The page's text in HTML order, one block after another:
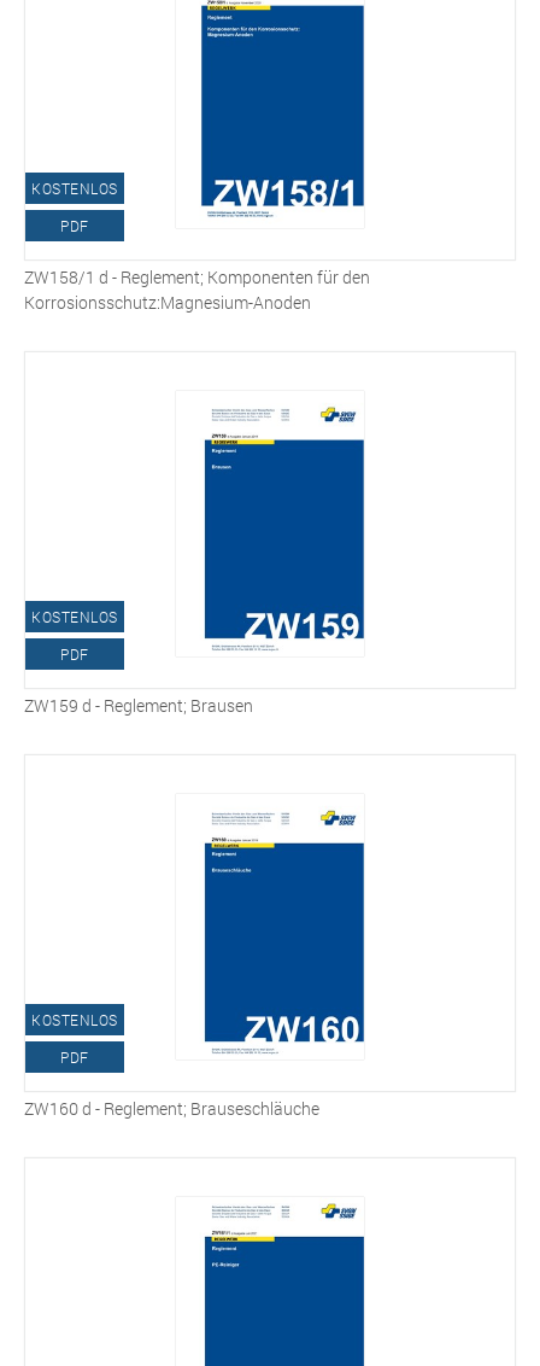
KOSTENLOS
PDF
ZW158/1 d - Reglement; Komponenten für den
Korrosionsschutz:Magnesium-Anoden
KOSTENLOS
PDF
ZW159 d - Reglement; Brausen
KOSTENLOS
PDF
ZW160 d - Reglement; Brauseschläuche